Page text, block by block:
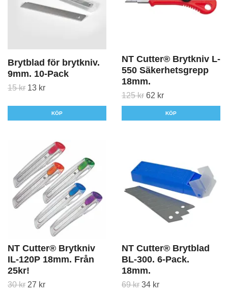
Brytblad för brytkniv.
9mm. 10-Pack
15 kr 13 kr
KÖP
NT Cutter® Brytkniv L-
550 Säkerhetsgrepp
18mm.
125 kr 62 kr
KÖP
NT Cutter® Brytkniv
IL-120P 18mm. Från
25kr!
30 kr 27 kr
NT Cutter® Brytblad
BL-300. 6-Pack.
18mm.
69 kr 34 kr